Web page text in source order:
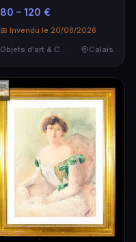
Hore" d'a…
80 – 120 €
📅 Invendu le 20/06/2026
Objets d'art & Curiosités
Calais